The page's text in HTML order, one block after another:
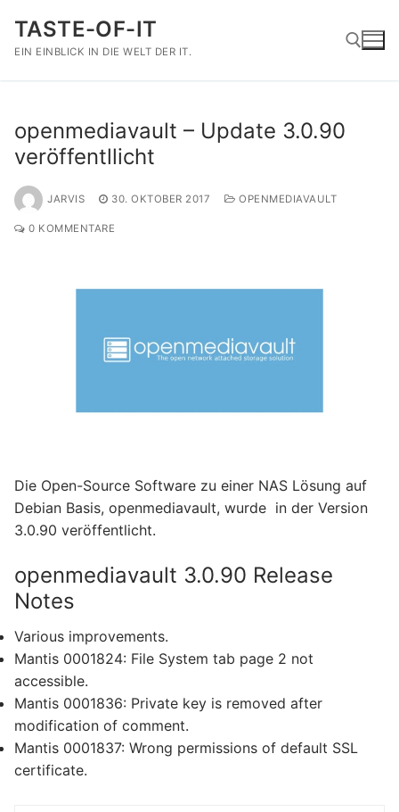
Inhalt
springen
TASTE-OF-IT
EIN EINBLICK IN DIE WELT DER IT.
openmediavault – Update 3.0.90
veröffentllicht
JARVIS 30. OKTOBER 2017 OPENMEDIAVAULT
0 KOMMENTARE
Die Open-Source Software zu einer NAS Lösung auf
Debian Basis, openmediavault, wurde in der Version
3.0.90 veröffentlicht.
openmediavault 3.0.90 Release
Notes
Various improvements.
Mantis 0001824: File System tab page 2 not
accessible.
Mantis 0001836: Private key is removed after
modification of comment.
Mantis 0001837: Wrong permissions of default SSL
certificate.